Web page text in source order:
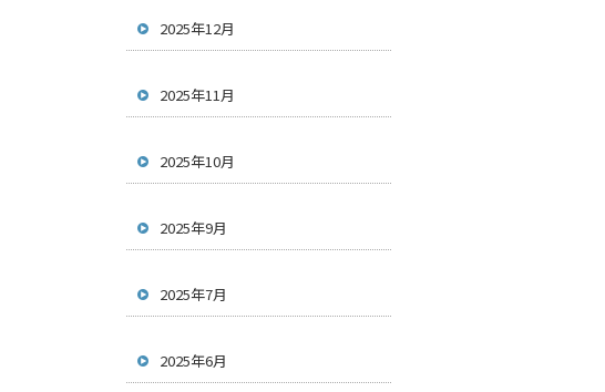
2025年12月
2025年11月
2025年10月
2025年9月
2025年7月
2025年6月